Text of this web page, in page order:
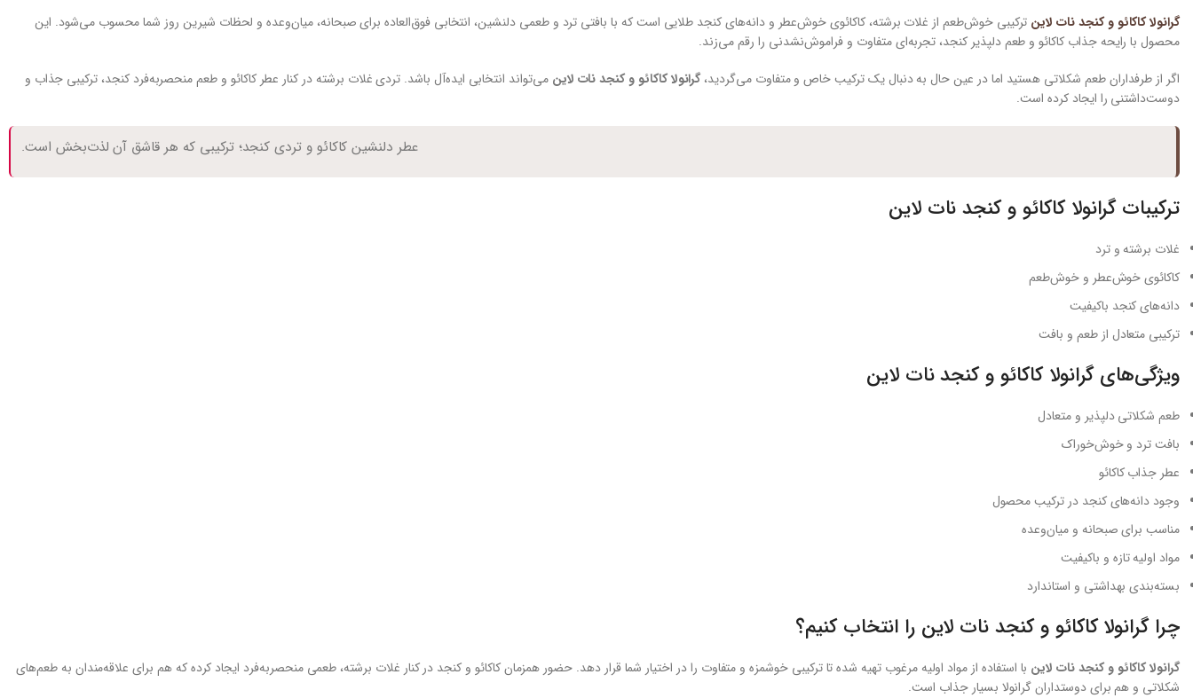
گرانولا کاکائو و کنجد نات لاین ترکیبی خوش‌طعم از غلات برشته، کاکائوی خوش‌عطر و دانه‌های کنجد طلایی است که با بافتی ترد و طعمی دلنشین، انتخابی فوق‌العاده برای صبحانه، میان‌وعده و لحظات شیرین روز شما محسوب می‌شود. این
محصول با رایحه جذاب کاکائو و طعم دلپذیر کنجد، تجربه‌ای متفاوت و فراموش‌نشدنی را رقم می‌زند.
اگر از طرفداران طعم شکلاتی هستید اما در عین حال به دنبال یک ترکیب خاص و متفاوت می‌گردید، گرانولا کاکائو و کنجد نات لاین می‌تواند انتخابی ایده‌آل باشد. تردی غلات برشته در کنار عطر کاکائو و طعم منحصر‌به‌فرد کنجد، ترکیبی جذاب و
دوست‌داشتنی را ایجاد کرده است.
عطر دلنشین کاکائو و تردی کنجد؛ ترکیبی که هر قاشق آن لذت‌بخش است.
ترکیبات گرانولا کاکائو و کنجد نات لاین
غلات برشته و ترد
کاکائوی خوش‌عطر و خوش‌طعم
دانه‌های کنجد باکیفیت
ترکیبی متعادل از طعم و بافت
ویژگی‌های گرانولا کاکائو و کنجد نات لاین
طعم شکلاتی دلپذیر و متعادل
بافت ترد و خوش‌خوراک
عطر جذاب کاکائو
وجود دانه‌های کنجد در ترکیب محصول
مناسب برای صبحانه و میان‌وعده
مواد اولیه تازه و باکیفیت
بسته‌بندی بهداشتی و استاندارد
چرا گرانولا کاکائو و کنجد نات لاین را انتخاب کنیم؟
گرانولا کاکائو و کنجد نات لاین با استفاده از مواد اولیه مرغوب تهیه شده تا ترکیبی خوشمزه و متفاوت را در اختیار شما قرار دهد. حضور همزمان کاکائو و کنجد در کنار غلات برشته، طعمی منحصربه‌فرد ایجاد کرده که هم برای علاقه‌مندان به طعم‌های
شکلاتی و هم برای دوستداران گرانولا بسیار جذاب است.